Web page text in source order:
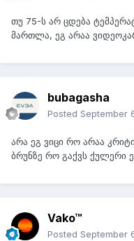
თუ 75-ს არ ცდება
მართლა, ეგ არაა
bubagasha
Posted September
არა ეგ ვიცი რო არაა
ბრუნზე რო გაქვს ქულერი
Vako™
Posted September